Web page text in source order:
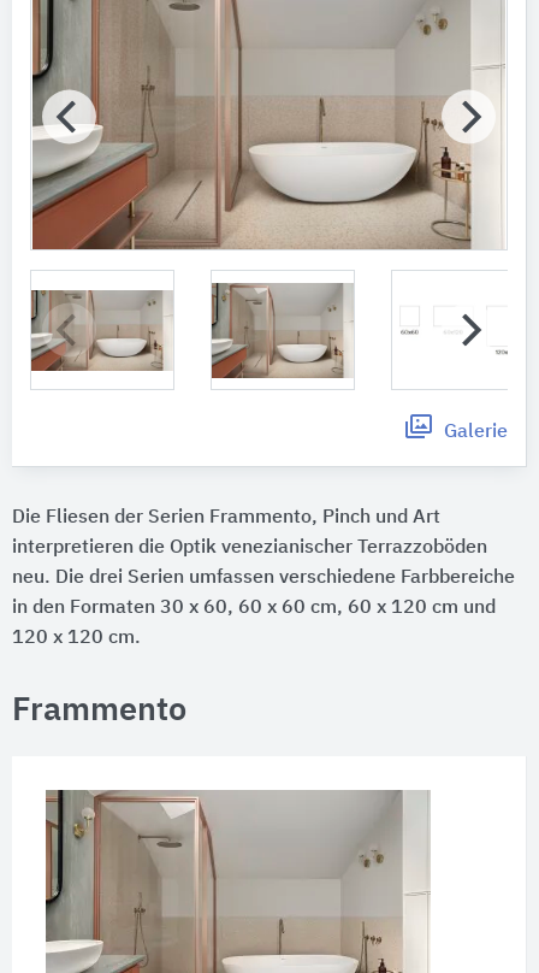
Galerie
Die Fliesen der Serien Frammento, Pinch und Art
interpretieren die Optik venezianischer Terrazzoböden
neu. Die drei Serien umfassen verschiedene Farbbereiche
in den Formaten 30 x 60, 60 x 60 cm, 60 x 120 cm und
120 x 120 cm.
Frammento